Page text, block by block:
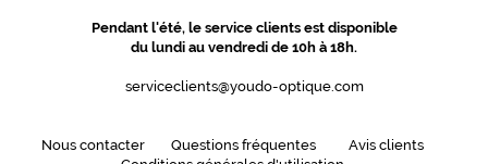
Pendant l'été, le service clients est disponible
du lundi au vendredi de 10h à 18h.
serviceclients@youdo-optique.com
Nous contacter Questions fréquentes
Avis clients